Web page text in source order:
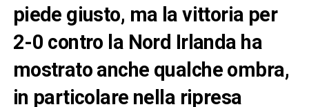
piede giusto, ma la vittoria per
2-0 contro la Nord Irlanda ha
mostrato anche qualche ombra,
in particolare nella ripresa